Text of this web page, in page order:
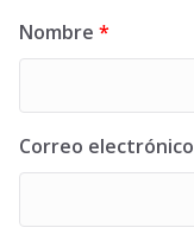
Nombre *
Correo electrónico